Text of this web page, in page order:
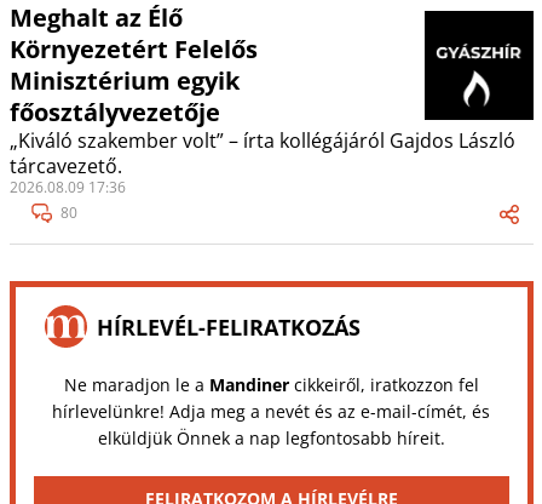
Meghalt az Élő
Környezetért Felelős
Minisztérium egyik
főosztályvezetője
„Kiváló szakember volt” – írta kollégájáról Gajdos László
tárcavezető.
2026.08.09 17:36
80
HÍRLEVÉL-FELIRATKOZÁS
Ne maradjon le a Mandinercikkeiről, iratkozzon fel
hírlevelünkre! Adja meg a nevét és az e-mail-címét, és
elküldjük Önnek a nap legfontosabb híreit.
FELIRATKOZOM A HÍRLEVÉLRE